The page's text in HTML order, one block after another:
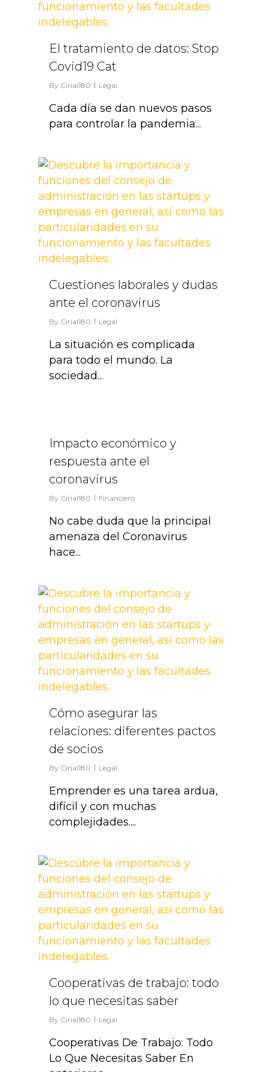
El tratamiento de datos: Stop
Covid19 Cat
By Cirial180 Legal
Cada día se dan nuevos pasos
para controlar la pandemia...
Cuestiones laborales y dudas
ante el coronavirus
By Cirial180 Legal
La situación es complicada
para todo el mundo. La
sociedad...
Impacto económico y
respuesta ante el
coronavirus
By Cirial180 Financiero
No cabe duda que la principal
amenaza del Coronavirus
hace...
Cómo asegurar las
relaciones: diferentes pactos
de socios
By Cirial180 Legal
Emprender es una tarea ardua,
difícil y con muchas
complejidades....
2
Cooperativas de trabajo: todo
lo que necesitas saber
By Cirial180 Legal
Cooperativas De Trabajo: Todo
Lo Que Necesitas Saber En
3